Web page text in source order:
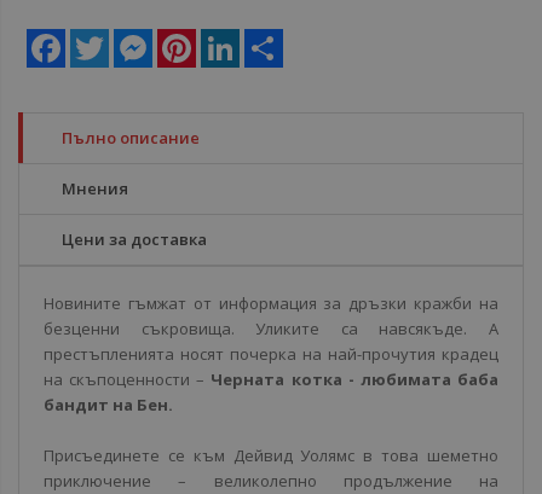
Facebook
Twitter MessengerPinterestLinkedIn
Пълно описание
Мнения
Цени за доставка
Новините гъмжат от информация за дръзки кражби на
безценни съкровища. Уликите са навсякъде. А
престъпленията носят почерка на най-прочутия крадец
на скъпоценности – Черната котка - любимата баба
бандит на Бен.
Присъединете се към Дейвид Уолямс в това шеметно
приключение – великолепно продължение на